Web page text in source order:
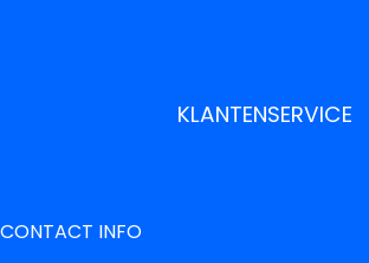
KLANTENSERVICE
CONTACT INFO